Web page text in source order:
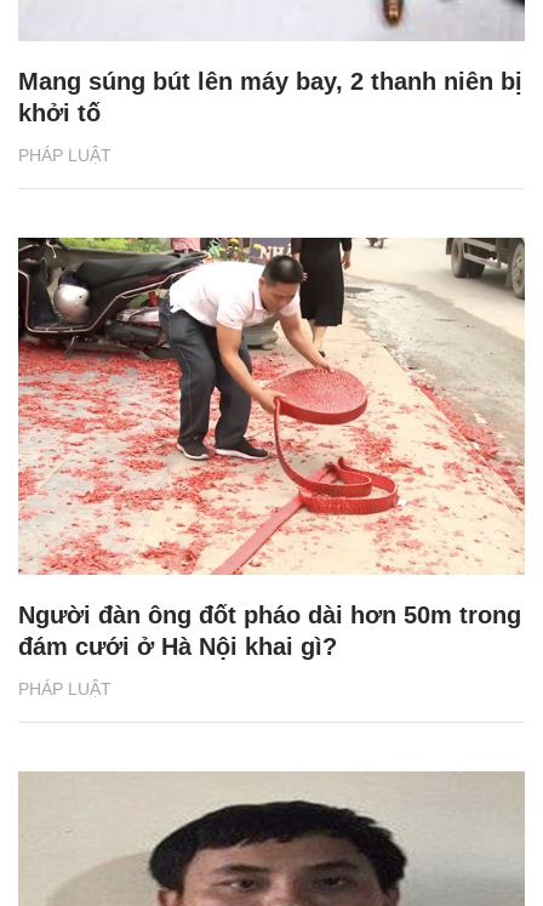
PHÁP LUẬT
Mang súng bút lên máy bay, 2 thanh niên bị
khởi tố
PHÁP LUẬT
Người đàn ông đốt pháo dài hơn 50m trong
đám cưới ở Hà Nội khai gì?